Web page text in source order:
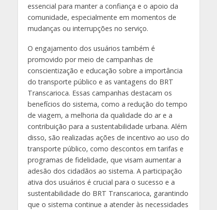
essencial para manter a confiança e o apoio da
comunidade, especialmente em momentos de
mudanças ou interrupções no serviço.
O engajamento dos usuários também é
promovido por meio de campanhas de
conscientização e educação sobre a importância
do transporte público e as vantagens do BRT
Transcarioca. Essas campanhas destacam os
benefícios do sistema, como a redução do tempo
de viagem, a melhoria da qualidade do ar e a
contribuição para a sustentabilidade urbana. Além
disso, são realizadas ações de incentivo ao uso do
transporte público, como descontos em tarifas e
programas de fidelidade, que visam aumentar a
adesão dos cidadãos ao sistema. A participação
ativa dos usuários é crucial para o sucesso e a
sustentabilidade do BRT Transcarioca, garantindo
que o sistema continue a atender às necessidades